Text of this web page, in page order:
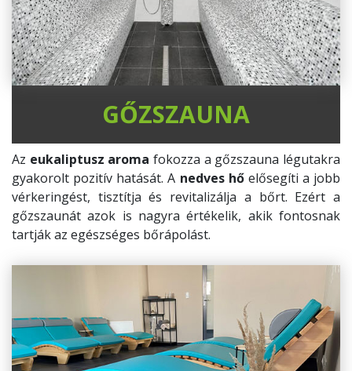
GŐZSZAUNA
Az eukaliptusz aroma fokozza a gőzszauna légutakra
gyakorolt pozitív hatását. A nedves hőelősegíti a jobb
vérkeringést, tisztítja és revitalizálja a bőrt. Ezért a
gőzszaunát azok is nagyra értékelik, akik fontosnak
tartják az egészséges bőrápolást.